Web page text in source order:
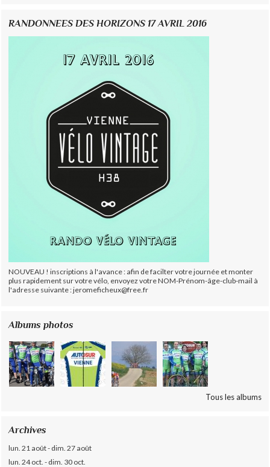
RANDONNEES DES HORIZONS 17 AVRIL 2016
NOUVEAU ! inscriptions à l'avance : afin de facilter votre journée et monter
plus rapidement sur votre vélo, envoyez votre NOM-Prénom-âge-club-mail à
l'adresse suivante : jeromeficheux@free.fr
Albums photos
Tous les albums
Archives
lun. 21 août - dim. 27 août
lun. 24 oct. - dim. 30 oct.